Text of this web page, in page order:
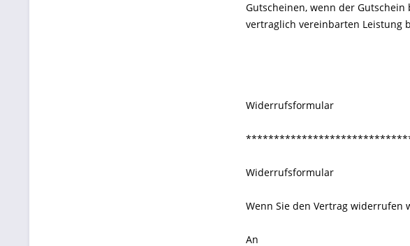
Gutscheinen, wenn der
vertraglich vereinbarten Leistung
Widerrufsformular
Widerrufsformular
Wenn Sie den Vertrag widerrufen
An